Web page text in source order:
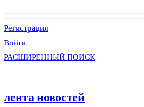
Регистрация
Войти
РАСШИРЕННЫЙ ПОИСК
лента новостей